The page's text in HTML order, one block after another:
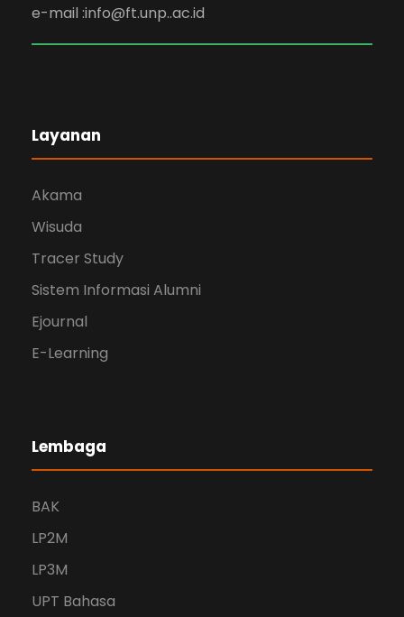
e-mail :info@ft.unp..ac.id
Layanan
Akama
Wisuda
Tracer Study
Sistem Informasi Alumni
Ejournal
E-Learning
Lembaga
BAK
LP2M
LP3M
UPT Bahasa